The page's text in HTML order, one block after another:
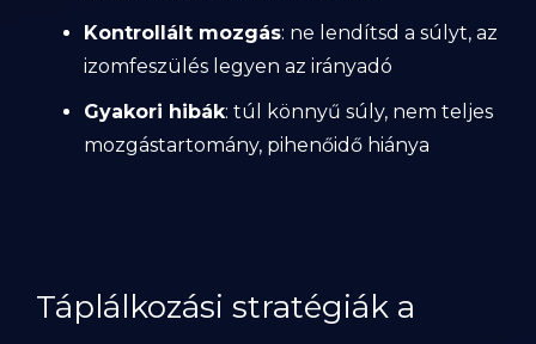
Kontrollált mozgás: ne lendítsd a súlyt, az
izomfeszülés legyen az irányadó
Gyakori hibák: túl könnyű súly, nem teljes
mozgástartomány, pihenőidő hiánya
Táplálkozási stratégiák a